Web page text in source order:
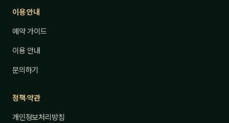
이용 안내
예약 가이드
이용 안내
문의하기
정책·약관
개인정보처리방침